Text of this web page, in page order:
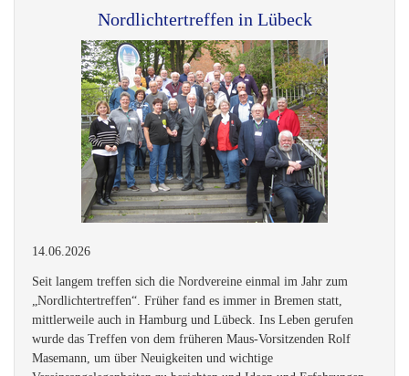
Nordlichtertreffen in Lübeck
14.06.2026
Seit langem treffen sich die Nordvereine einmal im Jahr zum
„Nordlichtertreffen“. Früher fand es immer in Bremen statt,
mittlerweile auch in Hamburg und Lübeck. Ins Leben gerufen
wurde das Treffen von dem früheren Maus-Vorsitzenden Rolf
Masemann, um über Neuigkeiten und wichtige
Vereinsangelegenheiten zu berichten und Ideen und Erfahrungen
auszutauschen. Natürlich geht es auch um gegenseitige Hilfen und
kennenzulernen, Networking eben.
Dieses Jahr fand das Treffen am 25.04.2026 in Lübeck statt. Oben
das Gruppenfoto dazu.